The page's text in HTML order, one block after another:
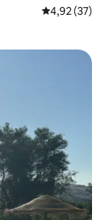
Prosječna
4,92 (37)